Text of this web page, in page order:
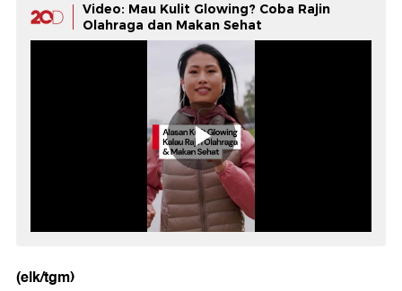
Video: Mau Kulit Glowing? Coba Rajin
Olahraga dan Makan Sehat
(elk/tgm)